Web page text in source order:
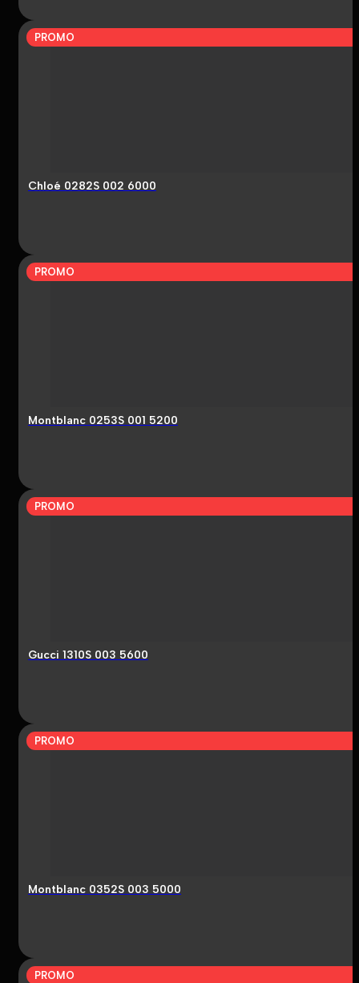
PROMO
Chloé 0282S 002 6000
PROMO
Montblanc 0253S 001 5200
PROMO
Gucci 1310S 003 5600
PROMO
Montblanc 0352S 003 5000
PROMO